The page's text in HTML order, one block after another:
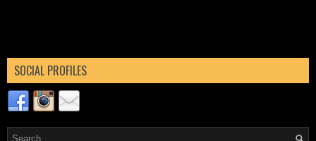
SOCIAL PROFILES